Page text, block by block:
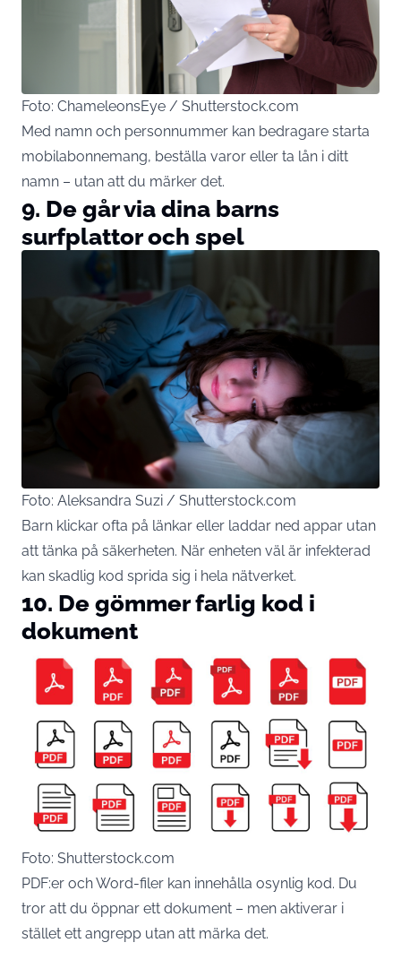
Foto: ChameleonsEye / Shutterstock.com
Med namn och personnummer kan bedragare starta
mobilabonnemang, beställa varor eller ta lån i ditt
namn – utan att du märker det.
9. De går via dina barns
surfplattor och spel
Foto: Aleksandra Suzi / Shutterstock.com
Barn klickar ofta på länkar eller laddar ned appar utan
att tänka på säkerheten. När enheten väl är infekterad
kan skadlig kod sprida sig i hela nätverket.
10. De gömmer farlig kod i
dokument
Foto: Shutterstock.com
PDF:er och Word-filer kan innehålla osynlig kod. Du
tror att du öppnar ett dokument – men aktiverar i
stället ett angrepp utan att märka det.